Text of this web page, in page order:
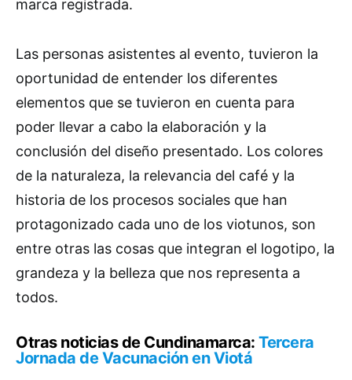
marca registrada.
Las personas asistentes al evento, tuvieron la
oportunidad de entender los diferentes
elementos que se tuvieron en cuenta para
poder llevar a cabo la elaboración y la
conclusión del diseño presentado. Los colores
de la naturaleza, la relevancia del café y la
historia de los procesos sociales que han
protagonizado cada uno de los viotunos, son
entre otras las cosas que integran el logotipo, la
grandeza y la belleza que nos representa a
todos.
Otras noticias de Cundinamarca: Tercera
Jornada de Vacunación en Viotá